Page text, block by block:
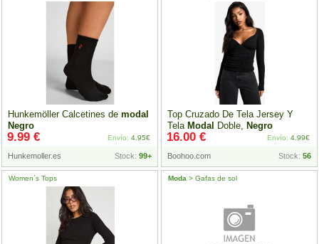
Hunkemöller Calcetines de modal
Negro
Hunkemoller.es Stock: 99+
9.99 € Envío: 4.95€
Top Cruzado De Tela Jersey Y
Tela Modal Doble, Negro
Boohoo.com Stock: 56
16.00 € Envío: 4.99€
Women`s Tops Moda > Gafas de sol